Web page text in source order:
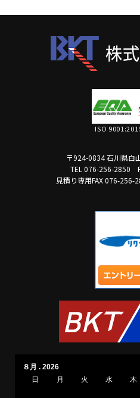
ISO
〒924-0834 石川県白
TEL 076-256-2850
見積り専用FAX 076-256-